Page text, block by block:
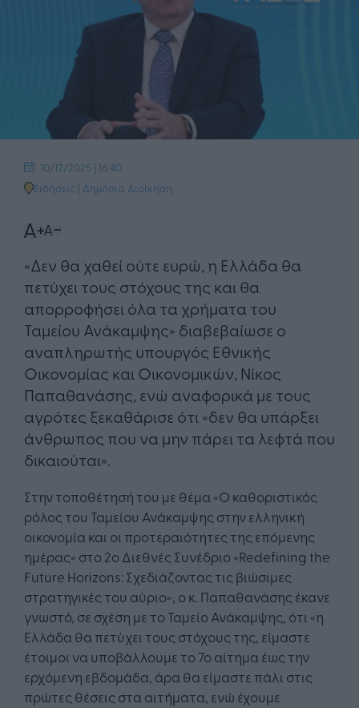
10/12/2025 | 16:40
Ειδήσεις | Δημόσια Διοίκηση
«Δεν θα χαθεί ούτε ευρώ, η Ελλάδα θα
πετύχει τους στόχους της και θα
απορροφήσει όλα τα χρήματα του
Ταμείου Ανάκαμψης» διαβεβαίωσε ο
αναπληρωτής υπουργός Εθνικής
Οικονομίας και Οικονομικών, Νίκος
Παπαθανάσης, ενώ αναφορικά με τους
αγρότες ξεκαθάρισε ότι «δεν θα υπάρξει
άνθρωπος που να μην πάρει τα λεφτά που
δικαιούται».
Στην τοποθέτησή του με θέμα «Ο καθοριστικός
ρόλος του Ταμείου Ανάκαμψης στην ελληνική
οικονομία και οι προτεραιότητες της επόμενης
ημέρας» στο 2ο Διεθνές Συνέδριο «Redefining the
Future Horizons: Σχεδιάζοντας τις βιώσιμες
στρατηγικές του αύριο», ο κ. Παπαθανάσης έκανε
γνωστό, σε σχέση με το Ταμείο Ανάκαμψης, ότι «η
Ελλάδα θα πετύχει τους στόχους της, είμαστε
έτοιμοι να υποβάλλουμε το 7ο αίτημα έως την
ερχόμενη εβδομάδα, άρα θα είμαστε πάλι στις
πρώτες θέσεις στα αιτήματα, ενώ έχουμε